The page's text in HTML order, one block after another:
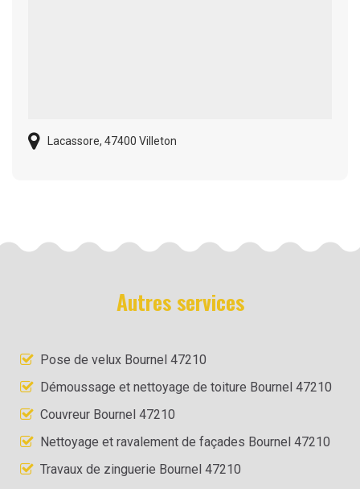
Lacassore, 47400 Villeton
Autres services
Pose de velux Bournel 47210
Démoussage et nettoyage de toiture Bournel 47210
Couvreur Bournel 47210
Nettoyage et ravalement de façades Bournel 47210
Travaux de zinguerie Bournel 47210